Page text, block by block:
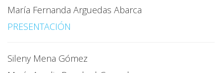
María Fernanda Arguedas Abarca
PRESENTACIÓN
Sileny Mena Gómez